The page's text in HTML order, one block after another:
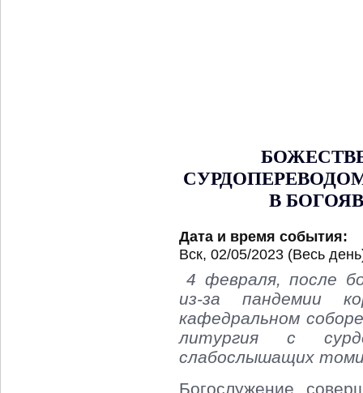
В
Дата и время события:
Вск, 02/05/2023 (Весь
4 февраля, после
из-за пандемии
кафедральном
литургия с
слабослышащих
Богослужение